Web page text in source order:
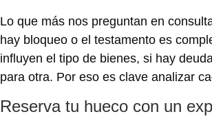
Lo que más nos preguntan en
hay bloqueo o el testamento es
influyen el tipo de bienes, si hay
para otra. Por eso es clave analizar
Reserva tu hueco con un